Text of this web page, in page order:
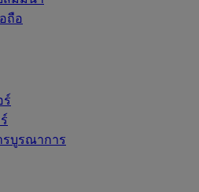
ถือ
ร์
บูรณาการ